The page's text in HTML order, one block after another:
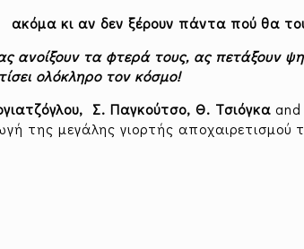
κι αν δεν ξέρουν πάντα πού θα
ανοίξουν τα φτερά τους, ας πετάξουν
ολόκληρο τον κόσμο!
Σ. Παγκούτσο, Θ. Τσιόγκα and
της μεγάλης γιορτής